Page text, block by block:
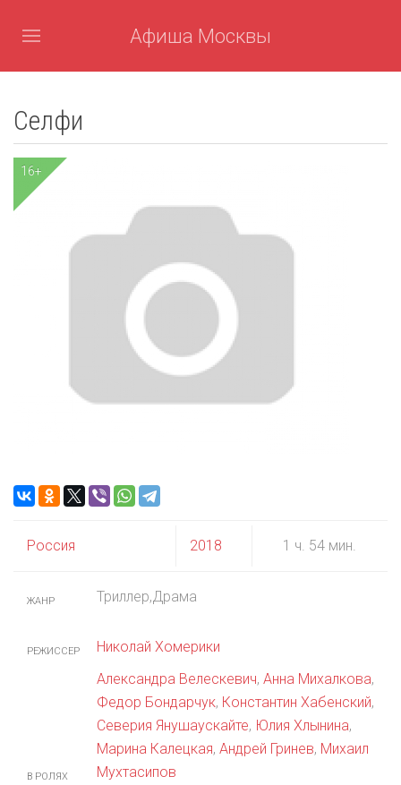
Афиша Москвы
Селфи
16+
Россия 2018 1 ч. 54 мин.
ЖАНР Триллер,Драма
РЕЖИССЕР Николай Хомерики
В РОЛЯХ
Александра Велескевич, Анна Михалкова,
Федор Бондарчук, Константин Хабенский,
Северия Янушаускайте, Юлия Хлынина,
Марина Калецкая, Андрей Гринев, Михаил
Мухтасипов